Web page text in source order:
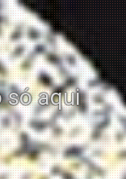
só aqui